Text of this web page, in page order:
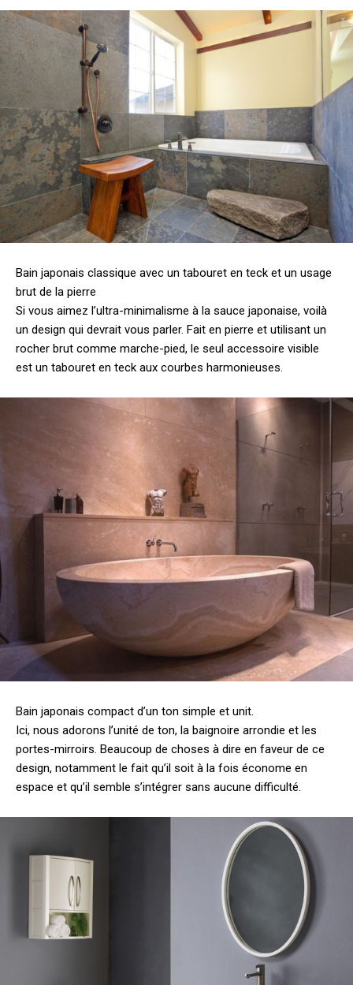
Bain japonais classique avec un tabouret en teck et un usage
brut de la pierre
Si vous aimez l’ultra-minimalisme à la sauce japonaise, voilà
un design qui devrait vous parler. Fait en pierre et utilisant un
rocher brut comme marche-pied, le seul accessoire visible
est un tabouret en teck aux courbes harmonieuses.
Bain japonais compact d’un ton simple et unit.
Ici, nous adorons l’unité de ton, la baignoire arrondie et les
portes-mirroirs. Beaucoup de choses à dire en faveur de ce
design, notamment le fait qu’il soit à la fois économe en
espace et qu’il semble s’intégrer sans aucune difficulté.